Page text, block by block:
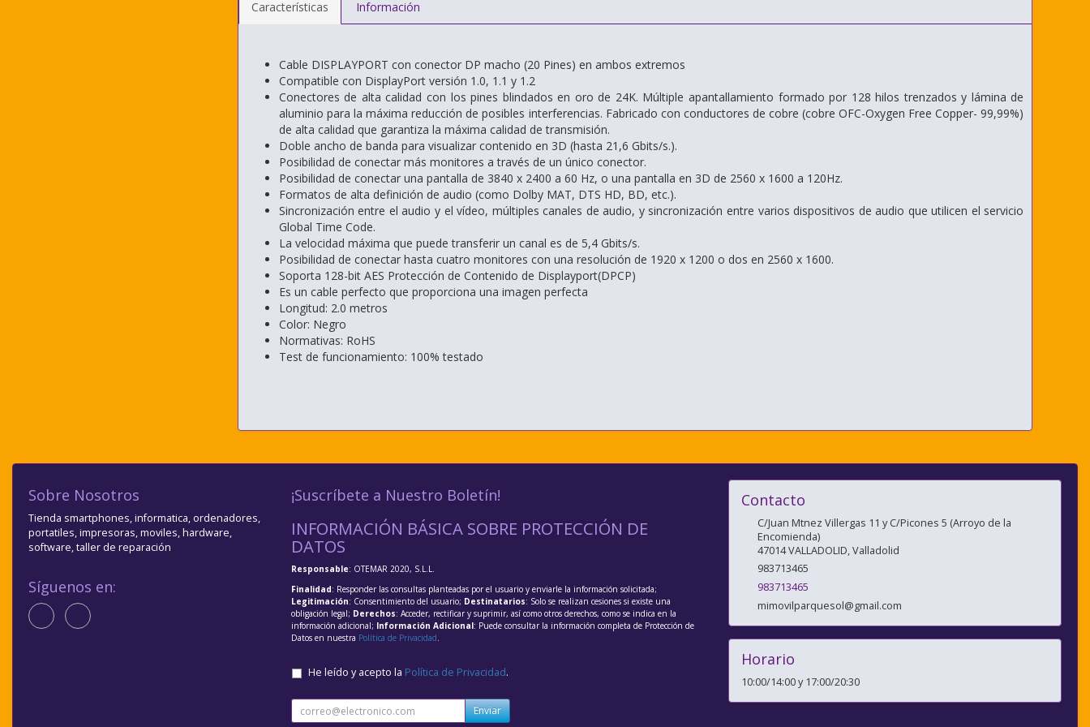
Características Información
Cable DISPLAYPORT con conector DP macho (20 Pines) en ambos extremos
Compatible con DisplayPort versión 1.0, 1.1 y 1.2
Conectores de alta calidad con los pines blindados en oro de 24K. Múltiple apantallamiento formado por 128 hilos trenzados y lámina de
aluminio para la máxima reducción de posibles interferencias. Fabricado con conductores de cobre (cobre OFC-Oxygen Free Copper- 99,99%)
de alta calidad que garantiza la máxima calidad de transmisión.
Doble ancho de banda para visualizar contenido en 3D (hasta 21,6 Gbits/s.).
Posibilidad de conectar más monitores a través de un único conector.
Posibilidad de conectar una pantalla de 3840 x 2400 a 60 Hz, o una pantalla en 3D de 2560 x 1600 a 120Hz.
Formatos de alta definición de audio (como Dolby MAT, DTS HD, BD, etc.).
Sincronización entre el audio y el vídeo, múltiples canales de audio, y sincronización entre varios dispositivos de audio que utilicen el servicio
Global Time Code.
La velocidad máxima que puede transferir un canal es de 5,4 Gbits/s.
Posibilidad de conectar hasta cuatro monitores con una resolución de 1920 x 1200 o dos en 2560 x 1600.
Soporta 128-bit AES Protección de Contenido de Displayport(DPCP)
Es un cable perfecto que proporciona una imagen perfecta
Longitud: 2.0 metros
Color: Negro
Normativas: RoHS
Test de funcionamiento: 100% testado
Sobre Nosotros
Tienda smartphones, informatica, ordenadores,
portatiles, impresoras, moviles, hardware,
software, taller de reparación
Síguenos en:
¡Suscríbete a Nuestro Boletín!
INFORMACIÓN BÁSICA SOBRE PROTECCIÓN DE
DATOS
Responsable: OTEMAR 2020, S.L.L.
Finalidad: Responder las consultas planteadas por el usuario y enviarle la información solicitada;
Legitimación: Consentimiento del usuario; Destinatarios: Solo se realizan cesiones si existe una
obligación legal; Derechos: Acceder, rectificar y suprimir, así como otros derechos, como se indica en la
información adicional; Información Adicional: Puede consultar la información completa de Protección de
Datos en nuestra Política de Privacidad.
He leído y acepto la Política de Privacidad.
Enviar
Contacto
C/Juan Mtnez Villergas 11 y C/Picones 5 (Arroyo de la
Encomienda)
47014VALLADOLID,Valladolid
983713465
983713465
mimovilparquesol@gmail.com
Horario
10:00/14:00 y 17:00/20:30